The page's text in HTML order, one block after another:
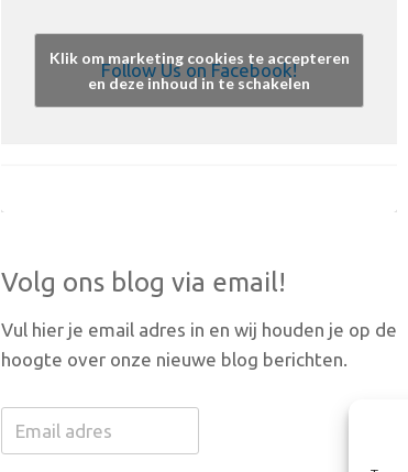
Follow Us on Facebook!
Klik om marketing cookies te accepteren
en deze inhoud in te schakelen
Volg ons blog via email!
Vul hier je email adres in en wij houden je op de
hoogte over onze nieuwe blog berichten.
Email
adres